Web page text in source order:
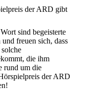
der ARD gibt
sind begeisterte
freuen sich, dass
die ihm
rund um die
der ARD